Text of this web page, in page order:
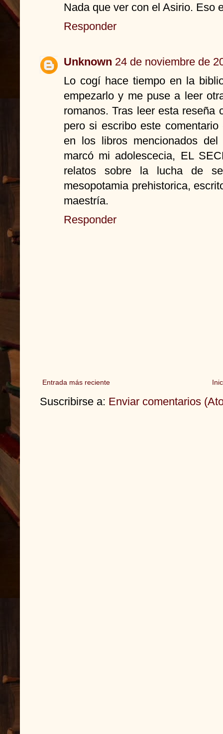
Nada que ver con el Asirio. Eso
Responder
Unknown 24 de noviembre de
Lo cogí hace tiempo en la
empezarlo y me puse a leer
romanos. Tras leer esta reseña
pero si escribo este
en los libros mencionados
marcó mi adolescecia, EL
relatos sobre la lucha de
mesopotamia prehistorica,
maestría.
Responder
Entrada más reciente
Suscribirse a: Enviar comentarios